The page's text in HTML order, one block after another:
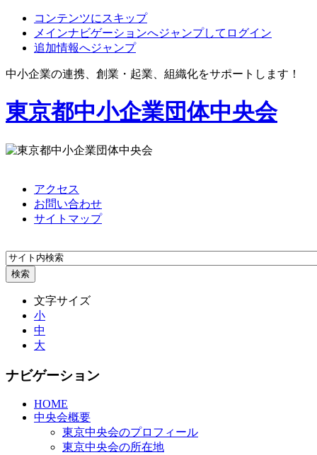
コンテンツにスキップ
メインナビゲーションへジャンプしてログイン
追加情報へジャンプ
中小企業の連携、創業・起業、組織化をサポートします！
東京都中小企業団体中央会
アクセス
お問い合わせ
サイトマップ
文字サイズ
小
中
大
ナビゲーション
HOME
中央会概要
東京中央会のプロフィール
東京中央会の所在地